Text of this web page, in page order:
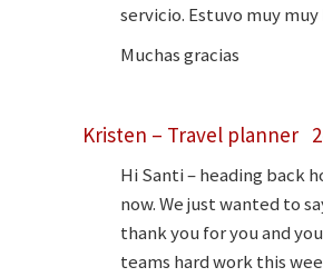
servicio. Estuvo muy muy
Muchas gracias
Kristen – Travel planner
Hi Santi – heading back
now. We just wanted to
thank you for you and
teams hard work this